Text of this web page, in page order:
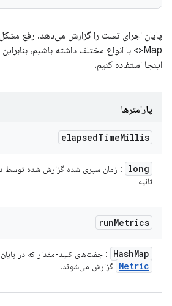
پایان اجرای تست را گزارش می‌دهد. رفع
اینجا استفاده کنیم.
پارامترها
elapsedTimeMillis
long
: زمان سپری شده گزارش شده توسط
ثانیه
runMetrics
HashMap : جفت‌های کلید-مقدار که در
Metric گزارش می‌شوند.